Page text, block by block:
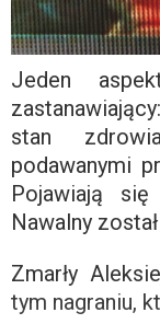
Jeden
stan
podawanymi
Pojawiają
Nawalny
Zmarły
tym nagraniu,